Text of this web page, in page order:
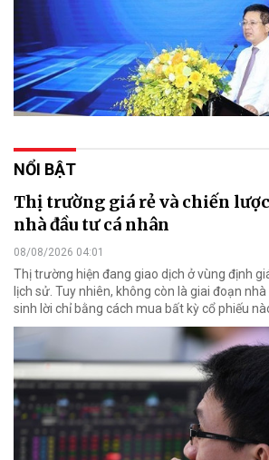
NỔI BẬT
Thị trường giá rẻ và chiến
nhà đầu tư cá nhân
08/08/2026 04:01
Thị trường hiện đang giao dịch ở vùng định
lịch sử. Tuy nhiên, không còn là giai đoạn
sinh lời chỉ bằng cách mua bất kỳ cổ phiếu